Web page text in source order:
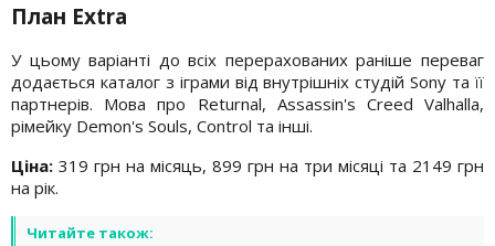
План Extra
У цьому варіанті до всіх перерахованих раніше переваг
додається каталог з іграми від внутрішніх студій Sony та її
партнерів. Мова про Returnal, Assassin's Creed Valhalla,
рімейку Demon's Souls, Control та інші.
Ціна: 319 грн на місяць, 899 грн на три місяці та 2149 грн
на рік.
Читайте також: